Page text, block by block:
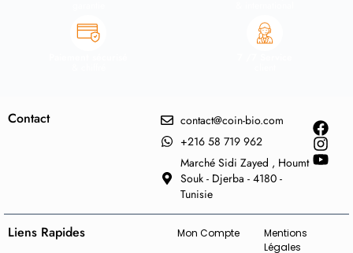
Contact
contact@coin-bio.com
+216 58 719 962
Marché Sidi Zayed , Houmt
Souk - Djerba - 4180 -
Tunisie
Liens Rapides
Mon Compte
Mentions
Légales